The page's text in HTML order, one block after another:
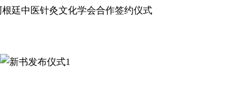
廷中医针灸文化学会合作签约仪式